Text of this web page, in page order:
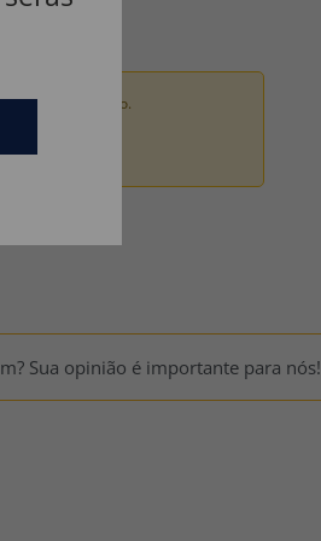
por um adulto.
Sua opinião é importante para nós!